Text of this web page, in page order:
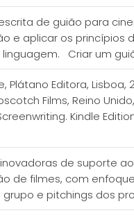
de guião para
e aplicar os
Criar um
Editora, Lisboa,
Films, Reino Unido,
Kindle
de suporte
de filmes, com
e pitchings dos